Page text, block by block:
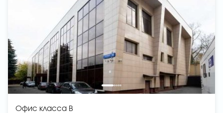
Офис класса B